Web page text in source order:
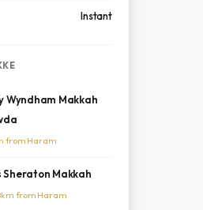
Instant
Wyndham Makkah
from Haram
Sheraton Makkah
from Haram